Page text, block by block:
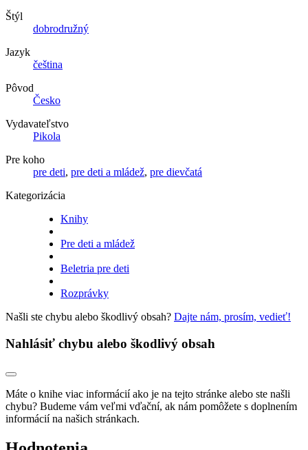
Štýl
dobrodružný
Jazyk
čeština
Pôvod
Česko
Vydavateľstvo
Pikola
Pre koho
pre deti, pre deti a mládež, pre dievčatá
Kategorizácia
Knihy
Pre deti a mládež
Beletria pre deti
Rozprávky
Našli ste chybu alebo škodlivý obsah? Dajte nám, prosím, vedieť!
Nahlásiť chybu alebo škodlivý obsah
Máte o knihe viac informácií ako je na tejto stránke alebo ste našli
chybu? Budeme vám veľmi vďační, ak nám pomôžete s doplnením
informácií na našich stránkach.